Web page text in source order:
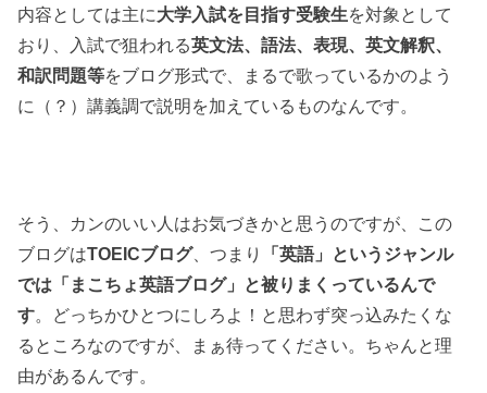
内容としては主に大学入試を目指す受験生を対象として
おり、入試で狙われる英文法、語法、表現、英文解釈、
和訳問題等をブログ形式で、まるで歌っているかのよう
に（？）講義調で説明を加えているものなんです。
そう、カンのいい人はお気づきかと思うのですが、この
ブログはTOEICブログ、つまり
「英語」というジャンル
では「まこちょ英語ブログ」と被りまくっているんで
す。どっちかひとつにしろよ！と思わず突っ込みたくな
るところなのですが、まぁ待ってください。ちゃんと理
由があるんです。